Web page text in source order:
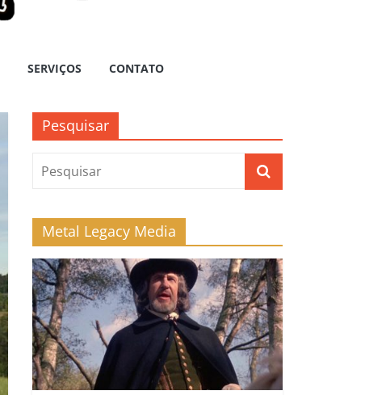
SERVIÇOS CONTATO
Pesquisar
Metal Legacy Media